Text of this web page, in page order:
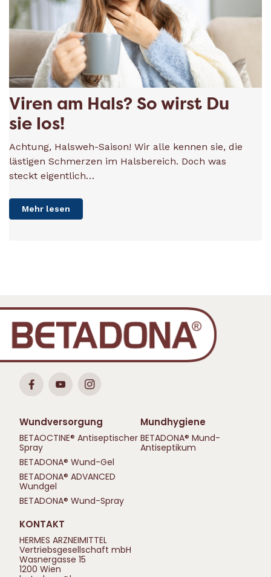
Viren am Hals? So wirst Du
sie los!
Achtung, Halsweh-Saison! Wir alle kennen sie, die
lästigen Schmerzen im Halsbereich. Doch was
steckt eigentlich…
Mehr lesen
Wundversorgung
BETAOCTINE® Antiseptischer
Spray
BETADONA® Wund-Gel
BETADONA® ADVANCED
Wundgel
BETADONA® Wund-Spray
Mundhygiene
BETADONA® Mund-
Antiseptikum
KONTAKT
HERMES ARZNEIMITTEL
Vertriebsgesellschaft mbH
Wasnergasse 15
1200 Wien